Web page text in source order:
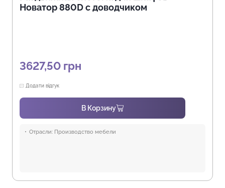
Новатор 880D с доводчиком
3627,50 грн
Додати відгук
В Корзину
Отрасли: Производство мебели